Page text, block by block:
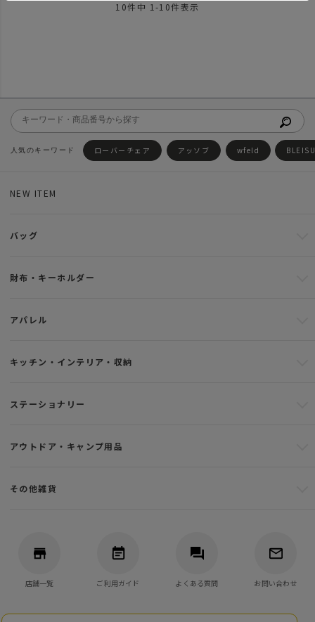
10件中 1 -10件表示
ローバーチェア アッソブ wfeld
NEW ITEM
バッグ
財布・キーホルダー
アパレル
キッチン・インテリア・収納
ステーショナリー
アウトドア・キャンプ用品
その他雑貨
店舗一覧 ご利用ガイド よくある質問 お問い合わせ